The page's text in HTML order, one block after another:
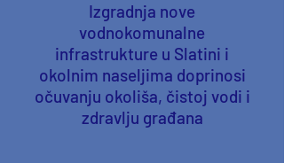
Izgradnja nove
vodnokomunalne
infrastrukture u Slatini i
okolnim naseljima doprinosi
očuvanju okoliša, čistoj vodi i
zdravlju građana